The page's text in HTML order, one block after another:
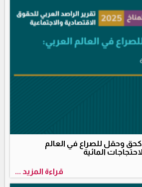
كحق وحقل للصراع في العالم
المائية
قراءة المزيد ...